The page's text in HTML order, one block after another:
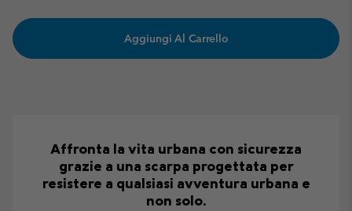
Aggiungi Al Carrello
Affronta la vita urbana con sicurezza
grazie a una scarpa progettata per
resistere a qualsiasi avventura urbana e
non solo.